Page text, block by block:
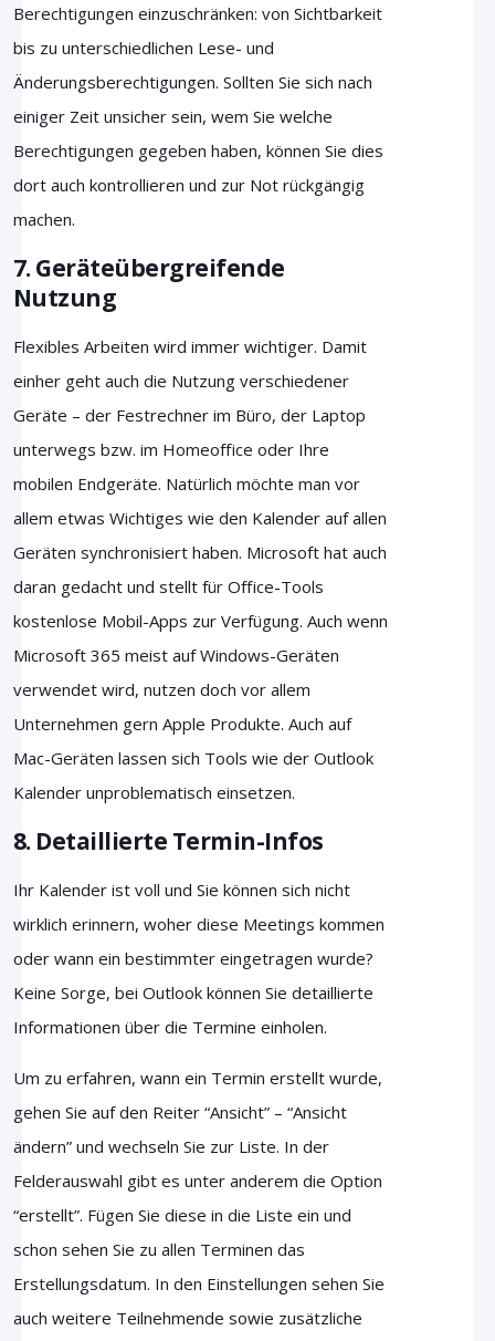
Berechtigungen einzuschränken: von Sichtbarkeit
bis zu unterschiedlichen Lese- und
Änderungsberechtigungen. Sollten Sie sich nach
einiger Zeit unsicher sein, wem Sie welche
Berechtigungen gegeben haben, können Sie dies
dort auch kontrollieren und zur Not rückgängig
machen.
7. Geräteübergreifende
Nutzung
Flexibles Arbeiten wird immer wichtiger. Damit
einher geht auch die Nutzung verschiedener
Geräte – der Festrechner im Büro, der Laptop
unterwegs bzw. im Homeoffice oder Ihre
mobilen Endgeräte. Natürlich möchte man vor
allem etwas Wichtiges wie den Kalender auf allen
Geräten synchronisiert haben. Microsoft hat auch
daran gedacht und stellt für Office-Tools
kostenlose Mobil-Apps zur Verfügung. Auch wenn
Microsoft 365 meist auf Windows-Geräten
verwendet wird, nutzen doch vor allem
Unternehmen gern Apple Produkte. Auch auf
Mac-Geräten lassen sich Tools wie der Outlook
Kalender unproblematisch einsetzen.
8. Detaillierte Termin-Infos
Ihr Kalender ist voll und Sie können sich nicht
wirklich erinnern, woher diese Meetings kommen
oder wann ein bestimmter eingetragen wurde?
Keine Sorge, bei Outlook können Sie detaillierte
Informationen über die Termine einholen.
Um zu erfahren, wann ein Termin erstellt wurde,
gehen Sie auf den Reiter “Ansicht” – “Ansicht
ändern” und wechseln Sie zur Liste. In der
Felderauswahl gibt es unter anderem die Option
“erstellt”. Fügen Sie diese in die Liste ein und
schon sehen Sie zu allen Terminen das
Erstellungsdatum. In den Einstellungen sehen Sie
auch weitere Teilnehmende sowie zusätzliche